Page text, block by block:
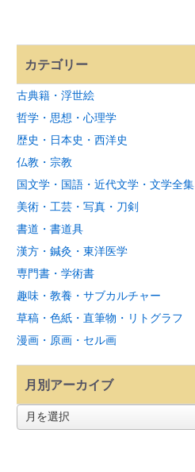
カテゴリー
古典籍・浮世絵
哲学・思想・心理学
歴史・日本史・西洋史
仏教・宗教
国文学・国語・近代文学・文学全集
美術・工芸・写真・刀剣
書道・書道具
漢方・鍼灸・東洋医学
専門書・学術書
趣味・教養・サブカルチャー
草稿・色紙・直筆物・リトグラフ
漫画・原画・セル画
月別アーカイブ
別